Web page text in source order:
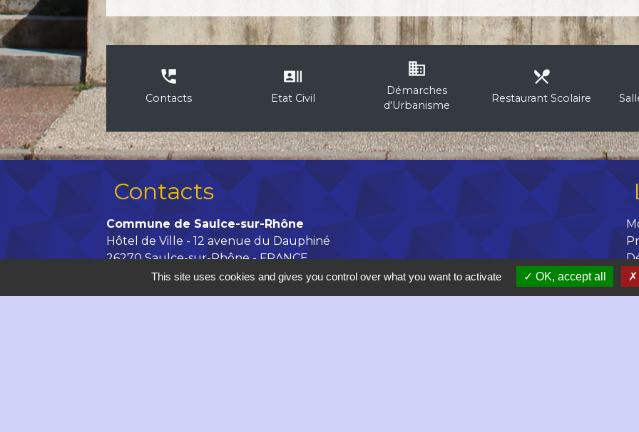
perm_phone_msg
Contacts
recent_actors
Etat Civil
business
Démarches
d'Urbanisme
local_dining
Restaurant Scolaire
Contacts
Commune de Saulce-sur-Rhône
Hôtel de Ville - 12 avenue du Dauphiné
26270 Saulce-sur-Rhône - FRANCE
+33 4 75 63 00 20
Contact par formulaire
This site uses cookies and gives you control over what you want to activate OK, accept all